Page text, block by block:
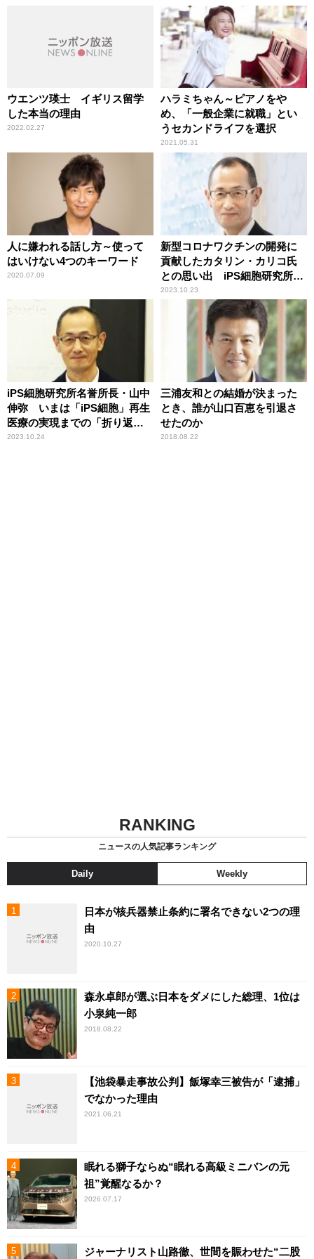
ウエンツ瑛士 イギリス留学
した本当の理由
2022.02.27
ハラミちゃん～ピアノをや
め、「一般企業に就職」とい
うセカンドライフを選択
2021.05.31
人に嫌われる話し方～使って
はいけない4つのキーワード
2020.07.09
新型コロナワクチンの開発に
貢献したカタリン・カリコ氏
との思い出 iPS細胞研究所名
誉所長・山中伸弥
2023.10.23
iPS細胞研究所名誉所長・山中
伸弥 いまは「iPS細胞」再生
医療の実現までの「折り返し
地点」
2023.10.24
三浦友和との結婚が決まった
とき、誰が山口百恵を引退さ
せたのか
2018.08.22
RANKING
ニュースの人気記事ランキング
Daily Weekly
日本が核兵器禁止条約に署名できない2つの理
由
2020.10.27
森永卓郎が選ぶ日本をダメにした総理、1位は
小泉純一郎
2018.08.22
【池袋暴走事故公判】飯塚幸三被告が「逮捕」
でなかった理由
2021.06.21
眠れる獅子ならぬ“眠れる高級ミニバンの元
祖”覚醒なるか？
2026.07.17
ジャーナリスト山路徹、世間を賑わせた“二股